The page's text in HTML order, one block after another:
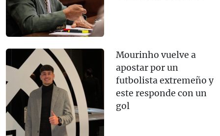
Mourinho vuelve a
apostar por un
futbolista extremeño y
este responde con un
gol